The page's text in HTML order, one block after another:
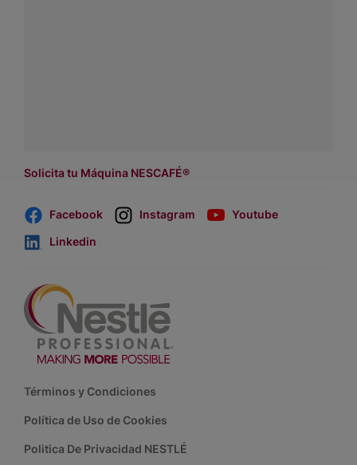
Solicita tu Máquina NESCAFÉ®
Facebook Instagram
Youtube
Linkedin
Footer
Términos y Condiciones
Política de Uso de Cookies
Politica De Privacidad NESTLÉ